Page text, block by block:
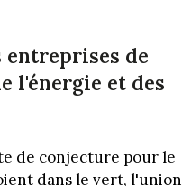
de
l'énergie et des
de conjecture pour le
dans le vert, l'union